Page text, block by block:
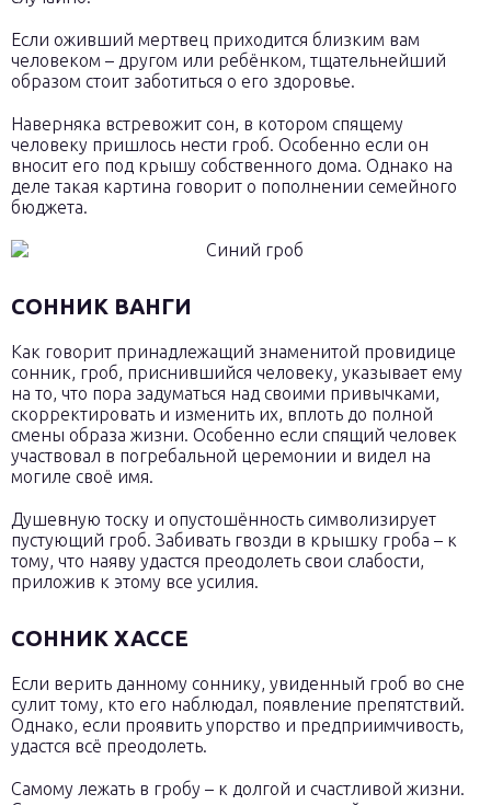
Если оживший мертвец приходится близким вам
человеком – другом или ребёнком, тщательнейший
образом стоит заботиться о его здоровье.
Наверняка встревожит сон, в котором спящему
человеку пришлось нести гроб. Особенно если он
вносит его под крышу собственного дома. Однако на
деле такая картина говорит о пополнении семейного
бюджета.
СОННИК ВАНГИ
Как говорит принадлежащий знаменитой провидице
сонник, гроб, приснившийся человеку, указывает ему
на то, что пора задуматься над своими привычками,
скорректировать и изменить их, вплоть до полной
смены образа жизни. Особенно если спящий человек
участвовал в погребальной церемонии и видел на
могиле своё имя.
Душевную тоску и опустошённость символизирует
пустующий гроб. Забивать гвозди в крышку гроба – к
тому, что наяву удастся преодолеть свои слабости,
приложив к этому все усилия.
СОННИК ХАССЕ
Если верить данному соннику, увиденный гроб во сне
сулит тому, кто его наблюдал, появление препятствий.
Однако, если проявить упорство и предприимчивость,
удастся всё преодолеть.
Самому лежать в гробу – к долгой и счастливой жизни.